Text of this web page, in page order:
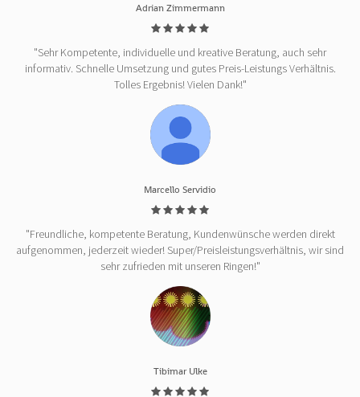
Adrian Zimmermann
"Sehr Kompetente, individuelle und kreative Beratung, auch sehr
informativ. Schnelle Umsetzung und gutes Preis-Leistungs Verhältnis.
Tolles Ergebnis! Vielen Dank!"
Marcello Servidio
"Freundliche, kompetente Beratung, Kundenwünsche werden direkt
aufgenommen, jederzeit wieder! Super/Preisleistungsverhältnis, wir sind
sehr zufrieden mit unseren Ringen!"
Tibimar Ulke